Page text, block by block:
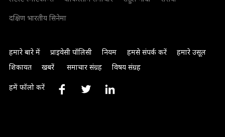
दक्षिण भारतीय सिनेमा
हमारे बारे में प्राइवेसी पॉलिसी नियम हमसे संपर्क करें
हमारे उसूल
शिकायत
खबरें समाचार संग्रह विषय संग्रह
हमें फॉलो करें